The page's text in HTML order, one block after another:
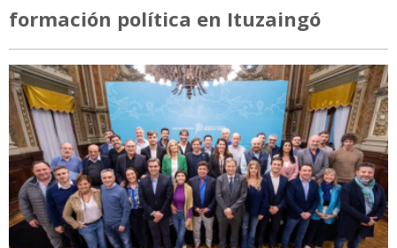
formación política en Ituzaingó